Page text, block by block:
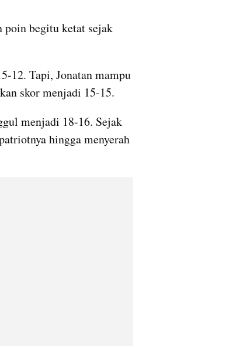
poin begitu ketat sejak
12. Tapi, Jonatan mampu
skor menjadi 15-15.
menjadi 18-16. Sejak
hingga menyerah